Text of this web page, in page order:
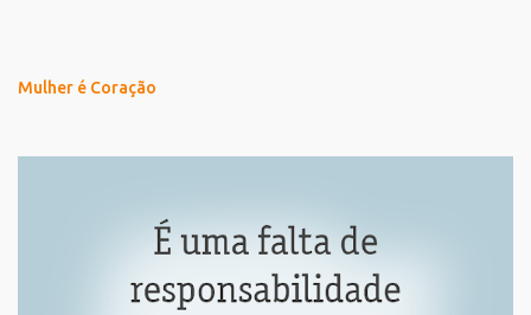
Mulher é Coração